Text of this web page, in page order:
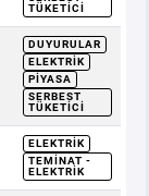
TÜKETICI
DUYURULAR
ELEKTRIK
PIYASA
SERBEST
TÜKETICI
ELEKTRIK
TEMINAT -
ELEKTRIK